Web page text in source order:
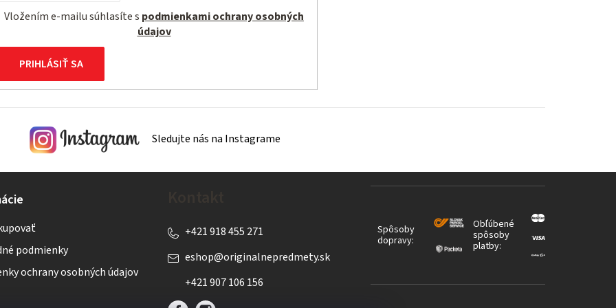
Vložením e-mailu súhlasíte s podmienkami ochrany osobných
údajov
PRIHLÁSIŤ SA
Sledujte nás na Instagrame
podmienky
ochrany osobných údajov
eshop@originalnepredmety.sk
+421 918 455 271
+421 907 106 156
Spôsoby
dopravy:
Obľúbené
spôsoby
platby: